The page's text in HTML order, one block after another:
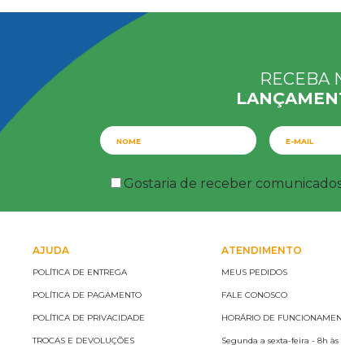
RECEBA
Gostaria de receber
AJUDA
POLÍTICA DE ENTREGA
POLÍTICA DE PAGAMENTO
POLÍTICA DE PRIVACIDADE
TROCAS E DEVOLUÇÕES
ATENDIMENTO
MEUS PEDIDOS
FALE CONOSCO
HORÁRIO DE
Segunda a sexta-feira - 8h às